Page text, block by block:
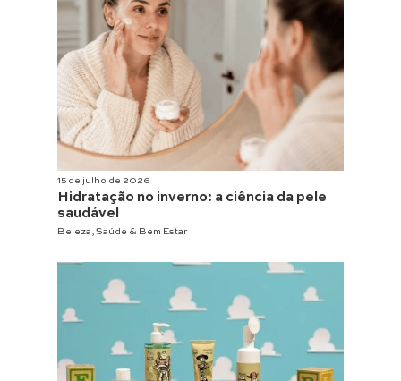
15 de julho de 2026
Hidratação no inverno: a ciência da pele
saudável
Beleza , Saúde & Bem Estar